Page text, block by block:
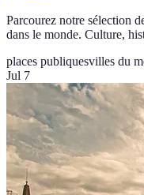
Parcourez notre sélection
dans le monde. Culture,
places publiquesvilles du
Jul 7